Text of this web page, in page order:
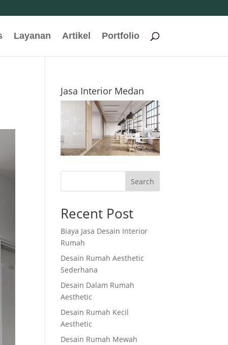
Layanan Artikel Portfolio
Jasa Interior Medan
Search
Recent Post
Biaya Jasa Desain Interior
Rumah
Desain Rumah Aesthetic
Sederhana
Desain Dalam Rumah
Aesthetic
Desain Rumah Kecil
Aesthetic
Desain Rumah Mewah